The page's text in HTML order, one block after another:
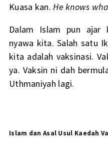
Kuasa kan.He knows
Dalam Islam pun ajar
nyawa kita. Salah satu
kita adalah vaksinasi.
ya. Vaksin ni dah
Uthmaniyah lagi.
Islam dan Asal Usul Kaedah